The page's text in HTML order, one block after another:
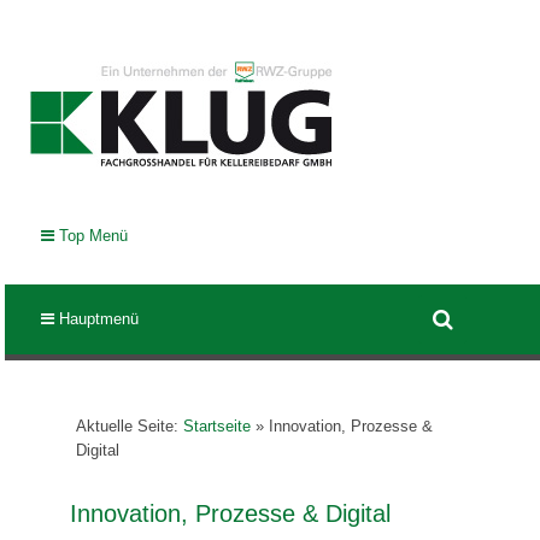
Top Menü
Hauptmenü
Aktuelle Seite:Startseite » Innovation, Prozesse &
Digital
Innovation, Prozesse & Digital